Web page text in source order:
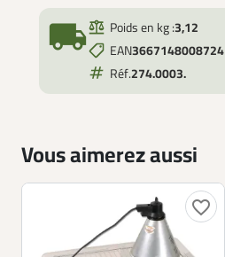
local_shipping Poids en kg :3,12
EAN3667148008724
Réf.274.0003.
Vous aimerez aussi
favorite_border